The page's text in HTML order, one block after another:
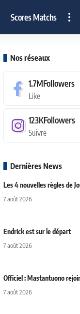
Scores Matchs
Nos réseaux
1.7MFollowers
Like
123KFollowers
Suivre
Dernières News
Les 4 nouvelles règles de
7 août 2026
Endrick est sur le départ
7 août 2026
Officiel : Mastantuono
7 août 2026